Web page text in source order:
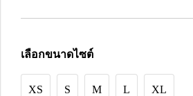
เลือกขนาดไซต์
XS S M L XL